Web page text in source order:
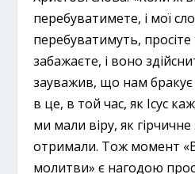
перебуватимете, і мої
перебуватимуть,
забажаєте, і воно
зауважив, що нам
в це, в той час, як Ісус
ми мали віру, як
отримали. Тож момент
молитви» є нагодою